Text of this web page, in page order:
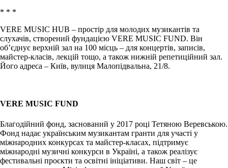
* * *
VERE MUSIC HUB – простір для молодих музикантів та
слухачів, створений фундацією VERE MUSIC FUND. Він
об’єднує верхній зал на 100 місць – для концертів, записів,
майстер-класів, лекцій тощо, а також нижній репетиційний зал.
Його адреса – Київ, вулиця Малопідвальна, 21/8.
VERE MUSIC FUND
Благодійний фонд, заснований у 2017 році Тетяною Веревською.
Фонд надає українським музикантам гранти для участі у
міжнародних конкурсах та майстер-класах, підтримує
міжнародні музичні конкурси в Україні, а також реалізує
фестивальні проєкти та освітні ініціативи. Наш світ – це